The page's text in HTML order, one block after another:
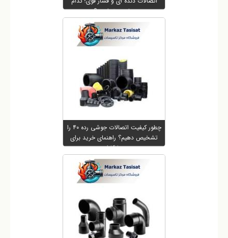
مناسب تر است؟
چطور کیفیت اتصالات جوشی رده ۴۰ را
تشخیص دهیم؟ راهنمای خرید برای
پیمانکاران